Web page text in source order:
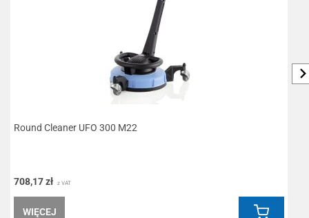
Round Cleaner UFO 300 M22
708,17 zł z VAT
WIĘCEJ